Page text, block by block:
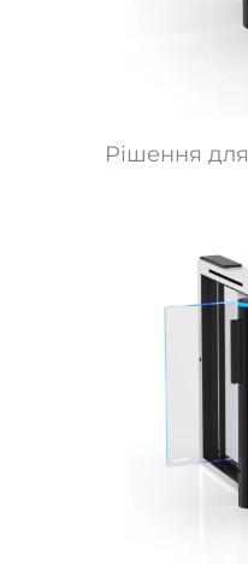
Рішення